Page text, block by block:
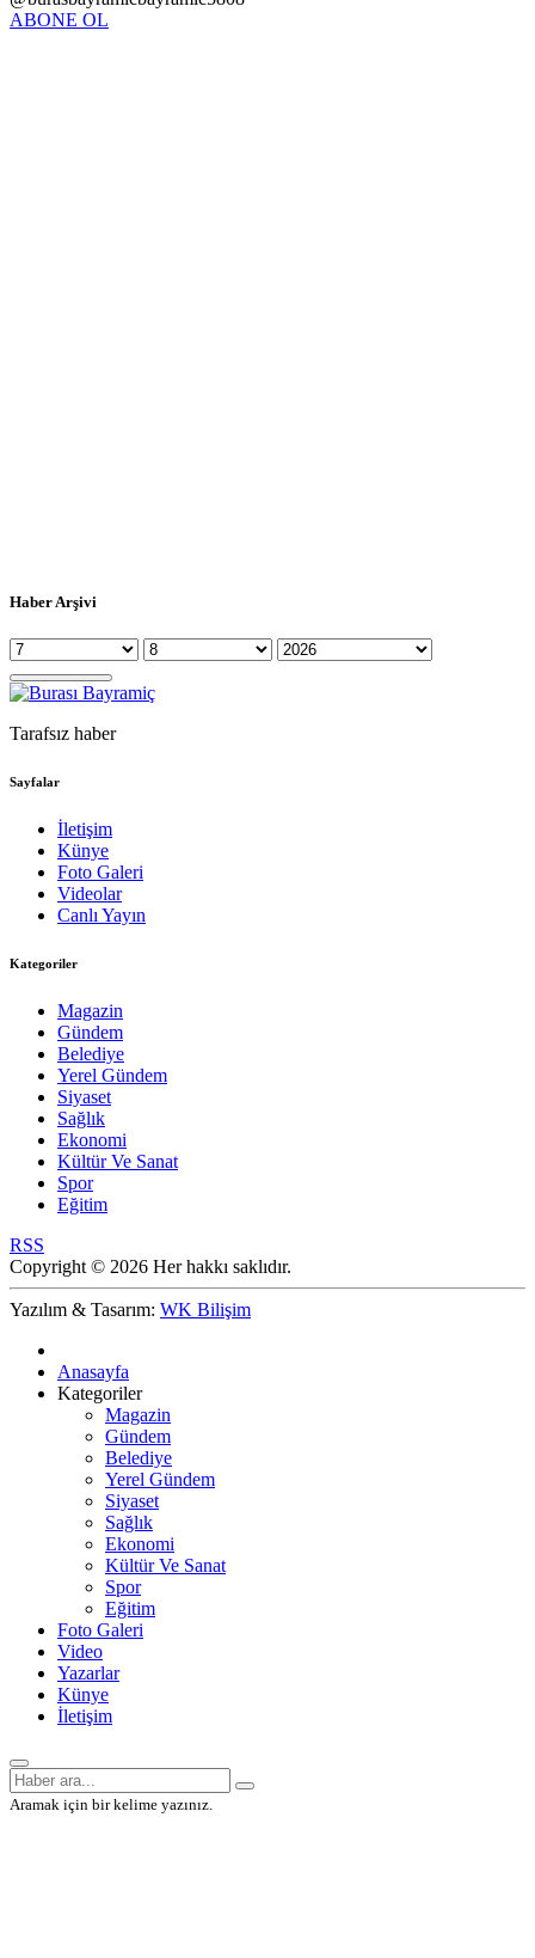
ABONE OL
Haber Arşivi
Tarafsız haber
Sayfalar
İletişim
Künye
Foto Galeri
Videolar
Canlı Yayın
Kategoriler
Magazin
Gündem
Belediye
Yerel Gündem
Siyaset
Sağlık
Ekonomi
Kültür Ve Sanat
Spor
Eğitim
RSS
Copyright © 2026 Her hakkı saklıdır.
Yazılım & Tasarım: WK Bilişim
Anasayfa
Kategoriler
Magazin
Gündem
Belediye
Yerel Gündem
Siyaset
Sağlık
Ekonomi
Kültür Ve Sanat
Spor
Eğitim
Foto Galeri
Video
Yazarlar
Künye
İletişim
Aramak için bir kelime yazınız.